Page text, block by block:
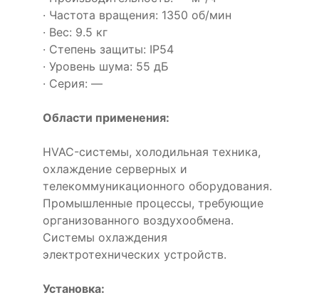
· Частота вращения: 1350 об/мин
· Вес: 9.5 кг
· Степень защиты: IP54
· Уровень шума: 55 дБ
· Серия: —
Области применения:
HVAC-системы, холодильная техника,
охлаждение серверных и
телекоммуникационного оборудования.
Промышленные процессы, требующие
организованного воздухообмена.
Системы охлаждения
электротехнических устройств.
Установка: